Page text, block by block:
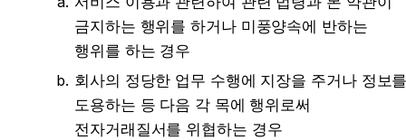
금지하는 행위를 하거나 미풍양속에 반하는
행위를 하는 경우
회사의 정당한 업무 수행에 지장을 주거나 정보
도용하는 등 다음 각 목에 행위로써
전자거래질서를 위협하는 경우